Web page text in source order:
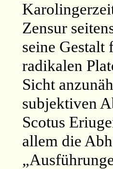
Zensur
seine
radikalen
Sicht
subjektiven
Scotus
allem die